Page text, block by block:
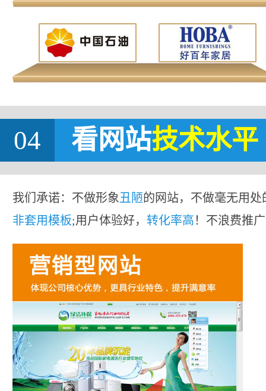
04 看网站技术水平
我们承诺：不做形象丑陋的网站，不做毫无用处
非套用模板;用户体验好， 转化率高！不浪费推